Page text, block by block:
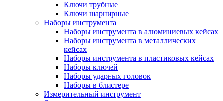
Ключи трубные
Ключи шарнирные
Наборы инструмента
Наборы инструмента в алюминиевых кейсах
Наборы инструмента в металлических
кейсах
Наборы инструмента в пластиковых кейсах
Наборы ключей
Наборы ударных головок
Наборы в блистере
Измерительный инструмент